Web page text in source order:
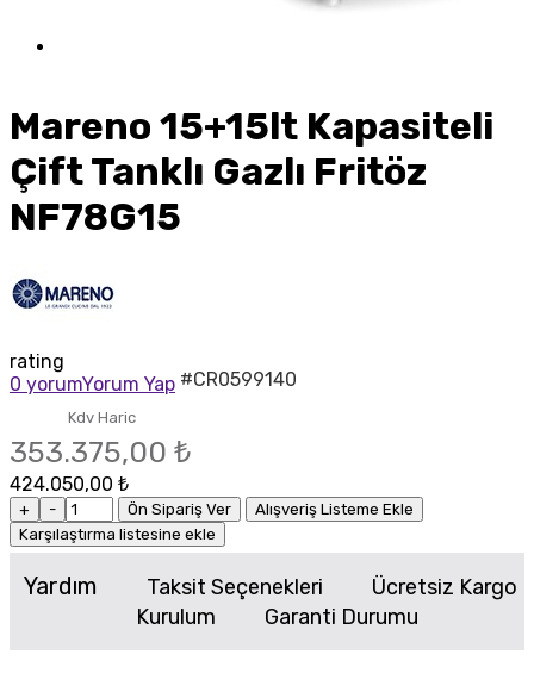
Mareno 15+15lt Kapasiteli
Çift Tanklı Gazlı Fritöz
NF78G15
rating
0 yorumYorum Yap #CR0599140
Kdv Haric
353.375,00 ₺
424.050,00 ₺
+ - Ön Sipariş Ver
Alışveriş Listeme Ekle
Karşılaştırma listesine ekle
Yardım Taksit Seçenekleri
Ücretsiz Kargo
Kurulum
Garanti Durumu